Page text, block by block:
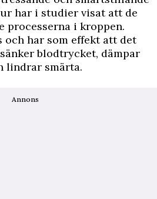
har i studier visat att de
processerna i kroppen.
har som effekt att det
blodtrycket, dämpar
lindrar smärta.
Annons